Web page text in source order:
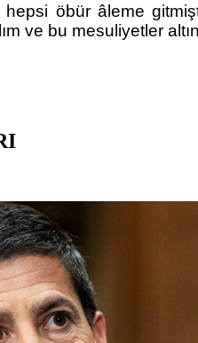
hepsi öbür âleme
ve bu mesuliyetler